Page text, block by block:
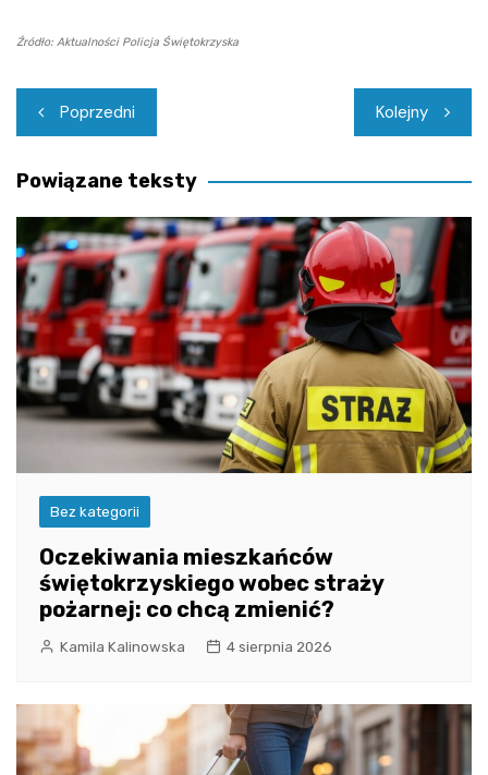
Źródło: Aktualności Policja Świętokrzyska
Nawigacja
wpisu
Poprzedni Kolejny
Powiązane teksty
Bez kategorii
Oczekiwania mieszkańców
świętokrzyskiego wobec straży
pożarnej: co chcą zmienić?
Kamila Kalinowska 4 sierpnia 2026